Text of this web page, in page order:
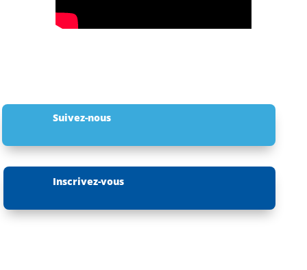
Suivez-nous
Inscrivez-vous